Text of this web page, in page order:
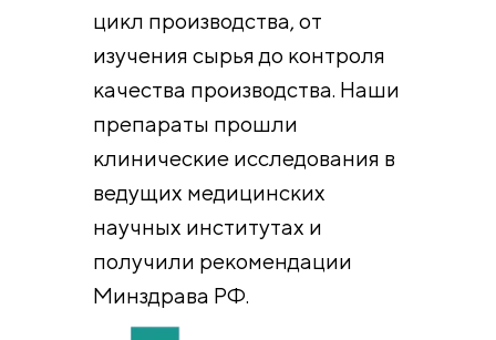
цикл производства, от
изучения сырья до контроля
качества производства. Наши
препараты прошли
клинические исследования в
ведущих медицинских
научных институтах и
получили рекомендации
Минздрава РФ.